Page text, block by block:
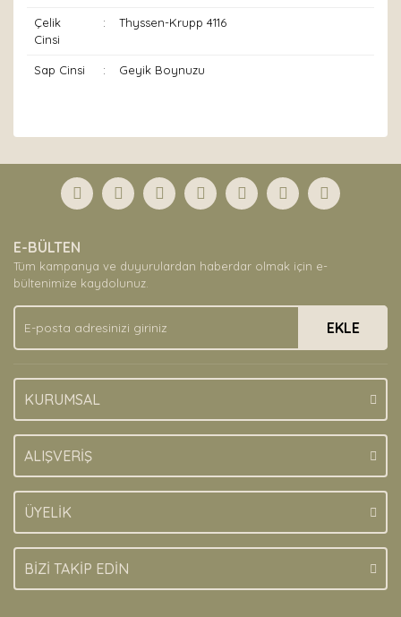
Çelik
Cinsi
: Thyssen-Krupp 4116
Sap Cinsi : Geyik Boynuzu
Yorum Yaz
formunu kullanarak tarafımıza iletebilirsiniz.
Görüş ve önerileriniz için teşekkür ederiz.
Ürün açıklamasında eksik bilgiler bulunuyor.
Ürün bilgilerinde hatalar bulunuyor.
Ürün fiyatı diğer sitelerden daha pahalı.
Bu ürüne benzer farklı alternatifler olmalı.
E-BÜLTEN
Tüm kampanya ve duyurulardan haberdar olmak için e-
bültenimize kaydolunuz.
EKLE
KURUMSAL
ALIŞVERİŞ
ÜYELİK
BİZİ TAKİP EDİN